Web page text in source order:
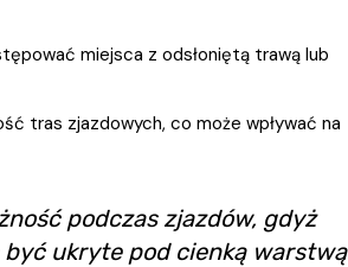
miejsca z odsłoniętą trawą lub
tras zjazdowych, co może wpływać na
podczas zjazdów, gdyż
być ukryte pod cienką warstwą